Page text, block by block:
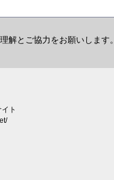
解とご協力をお願いします。
ト